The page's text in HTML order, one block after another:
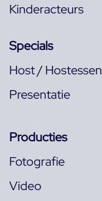
Kinderacteurs
Specials
Host / Hostessen
Presentatie
Producties
Fotografie
Video